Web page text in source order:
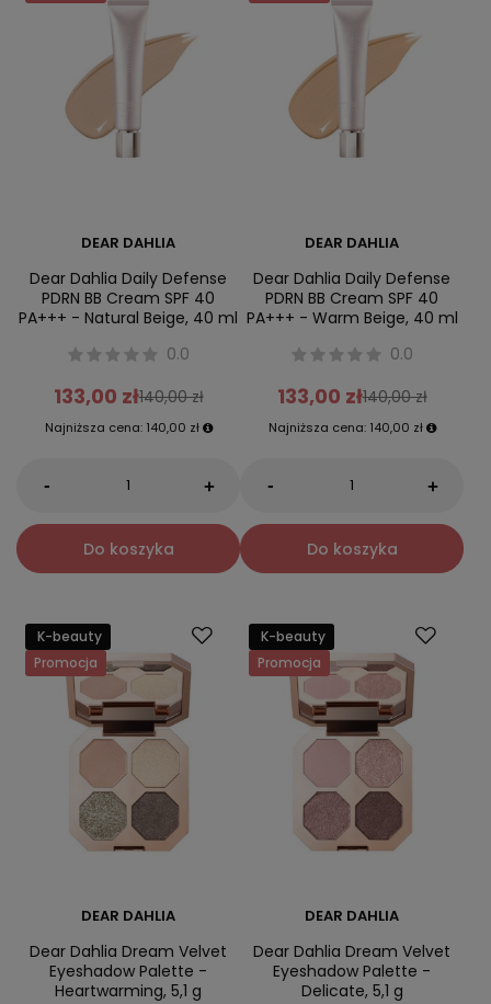
DEAR DAHLIA
Dear Dahlia Daily Defense
PDRN BB Cream SPF 40
PA+++ - Natural Beige, 40 ml
0.0
133,00 zł140,00 zł
Najniższa cena: 140,00 zł
- +
Do koszyka
DEAR DAHLIA
Dear Dahlia Daily Defense
PDRN BB Cream SPF 40
PA+++ - Warm Beige, 40 ml
0.0
133,00 zł140,00 zł
Najniższa cena: 140,00 zł
- +
Do koszyka
K-beauty
Promocja
DEAR DAHLIA
Dear Dahlia Dream Velvet
Eyeshadow Palette -
Heartwarming, 5,1 g
K-beauty
Promocja
DEAR DAHLIA
Dear Dahlia Dream Velvet
Eyeshadow Palette -
Delicate, 5,1 g